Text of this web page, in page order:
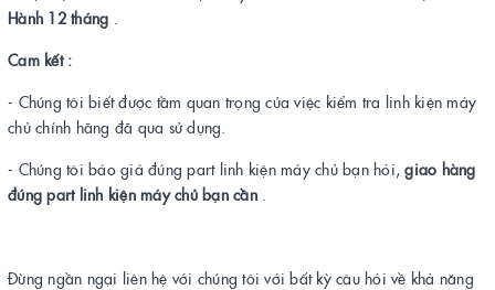
Hành 12 tháng .
Cam kết :
- Chúng tôi biết được tầm quan trọng của việc kiểm tra linh kiện máy
chủ chính hãng đã qua sử dụng.
- Chúng tôi báo giá đúng part linh kiện máy chủ bạn hỏi,giao hàng
đúng part linh kiện máy chủ bạn cần.
Đừng ngần ngại liên hệ với chúng tôi với bất kỳ câu hỏi về khả năng